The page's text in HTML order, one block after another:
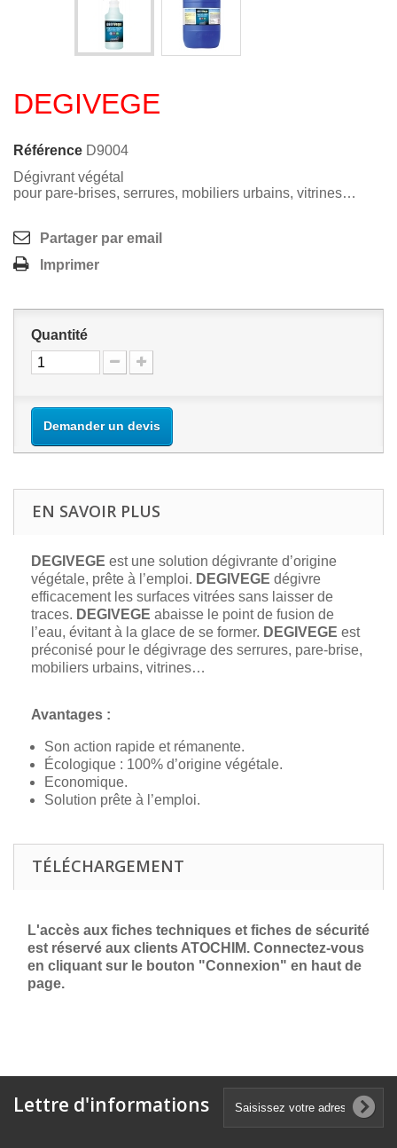
DEGIVEGE
Référence D9004
Dégivrant végétal
pour pare-brises, serrures, mobiliers urbains, vitrines…
Partager par email
Imprimer
Quantité
Demander un devis
EN SAVOIR PLUS
DEGIVEGE est une solution dégivrante d’origine
végétale, prête à l’emploi. DEGIVEGE dégivre
efficacement les surfaces vitrées sans laisser de
traces. DEGIVEGE abaisse le point de fusion de
l’eau, évitant à la glace de se former. DEGIVEGE est
préconisé pour le dégivrage des serrures, pare-brise,
mobiliers urbains, vitrines…
Avantages :
Son action rapide et rémanente.
Écologique : 100% d’origine végétale.
Economique.
Solution prête à l’emploi.
TÉLÉCHARGEMENT
L'accès aux fiches techniques et fiches de sécurité
est réservé aux clients ATOCHIM. Connectez-vous
en cliquant sur le bouton "Connexion" en haut de
page.
Lettre d'informations